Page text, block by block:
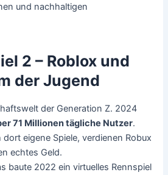
und nachhaltigen
2 – Roblox und
der Jugend
der Generation Z. 2024
71 Millionen tägliche Nutzer.
eigene Spiele, verdienen Robux
echtes Geld.
baute 2022 ein virtuelles Rennspiel